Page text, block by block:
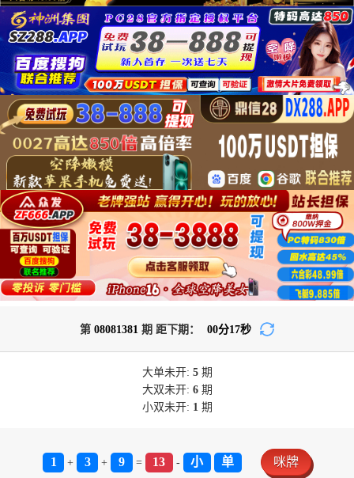
第 08081381 期 距下期： 00分17秒
大单未开: 5期
大双未开: 6期
小双未开: 1 期
1 + 3 + 9 = 13 - 小 单 咪牌